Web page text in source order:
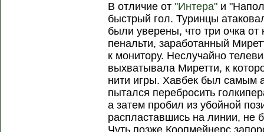
В отличие от"Интера" и
быстрый гол. Туринцы
были уверены, что три очка
пенальти, заработанный
к монитору. Неслучайно
выхватывала Миретти, к
нити игры. Хавбек был самым
пытался перебросить
а затем пробил из убойной
распластавшись на линии, не
Чуть позже Коопмейнерс